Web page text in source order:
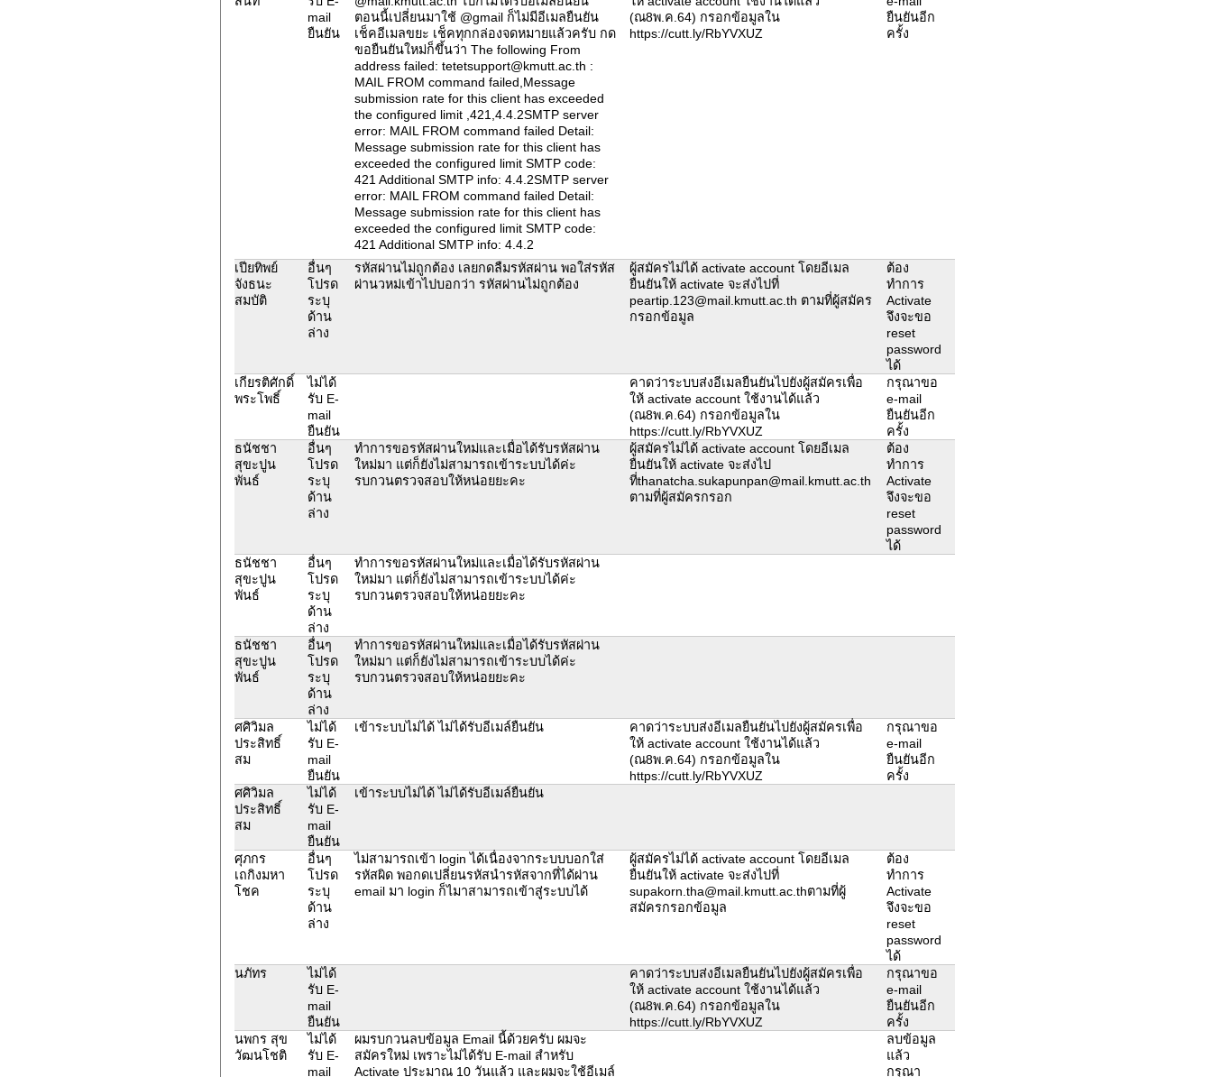
mail
ยืนยัน
ตอนนี้เปลี่ยนมาใช้ @gmail ก็ไม่มีอีเมลยืนยัน
เช็คอีเมลขยะ เช็คทุกกล่องจดหมายแล้วครับ กด
ขอยืนยันใหม่ก็ขึ้นว่า The following From
address failed: tetetsupport@kmutt.ac.th :
MAIL FROM command failed,Message
submission rate for this client has exceeded
the configured limit ,421,4.4.2SMTP server
error: MAIL FROM command failed Detail:
Message submission rate for this client has
exceeded the configured limit SMTP code:
421 Additional SMTP info: 4.4.2SMTP server
error: MAIL FROM command failed Detail:
Message submission rate for this client has
exceeded the configured limit SMTP code:
421 Additional SMTP info: 4.4.2
(ณ8พ.ค.64) กรอกข้อมูลใน
https://cutt.ly/RbYVXUZ
ยืนยันอีก
ครั้ง
เปียทิพย์
จังธนะ
สมบัติ
อื่นๆ
โปรด
ระบุ
ด้าน
ล่าง
รหัสผ่านไม่ถูกต้อง เลยกดลืมรหัสผ่าน พอใส่รหัส
ผ่านวหม่เข้าไปบอกว่า รหัสผ่านไม่ถูกต้อง
ผู้สมัครไม่ได้ activate account โดยอีเมล
ยืนยันให้ activate จะส่งไปที่
peartip.123@mail.kmutt.ac.th ตามที่ผู้สมัคร
กรอกข้อมูล
ต้อง
ทำการ
Activate
จึงจะขอ
reset
password
ได้
เกียรติศักดิ์
พระโพธิ์
ไม่ได้
รับ E-
mail
ยืนยัน
คาดว่าระบบส่งอีเมลยืนยันไปยังผู้สมัครเพื่อ
ให้ activate account ใช้งานได้แล้ว
(ณ8พ.ค.64) กรอกข้อมูลใน
https://cutt.ly/RbYVXUZ
กรุณาขอ
e-mail
ยืนยันอีก
ครั้ง
ธนัชชา
สุขะปูน
พันธ์
อื่นๆ
โปรด
ระบุ
ด้าน
ล่าง
ทำการขอรหัสผ่านใหม่และเมื่อได้รับรหัสผ่าน
ใหม่มา แต่ก็ยังไม่สามารถเข้าระบบได้ค่ะ
รบกวนตรวจสอบให้หน่อยยะคะ
ผู้สมัครไม่ได้ activate account โดยอีเมล
ยืนยันให้ activate จะส่งไป
ที่thanatcha.sukapunpan@mail.kmutt.ac.th
ตามที่ผู้สมัครกรอก
ต้อง
ทำการ
Activate
จึงจะขอ
reset
password
ได้
ธนัชชา
สุขะปูน
พันธ์
อื่นๆ
โปรด
ระบุ
ด้าน
ล่าง
ทำการขอรหัสผ่านใหม่และเมื่อได้รับรหัสผ่าน
ใหม่มา แต่ก็ยังไม่สามารถเข้าระบบได้ค่ะ
รบกวนตรวจสอบให้หน่อยยะคะ
ธนัชชา
สุขะปูน
พันธ์
อื่นๆ
โปรด
ระบุ
ด้าน
ล่าง
ทำการขอรหัสผ่านใหม่และเมื่อได้รับรหัสผ่าน
ใหม่มา แต่ก็ยังไม่สามารถเข้าระบบได้ค่ะ
รบกวนตรวจสอบให้หน่อยยะคะ
ศศิวิมล
ประสิทธิ์
สม
ไม่ได้
รับ E-
mail
ยืนยัน
เข้าระบบไม่ได้ ไม่ได้รับอีเมล์ยืนยัน
คาดว่าระบบส่งอีเมลยืนยันไปยังผู้สมัครเพื่อ
ให้ activate account ใช้งานได้แล้ว
(ณ8พ.ค.64) กรอกข้อมูลใน
https://cutt.ly/RbYVXUZ
กรุณาขอ
e-mail
ยืนยันอีก
ครั้ง
ศศิวิมล
ประสิทธิ์
สม
ไม่ได้
รับ E-
mail
ยืนยัน
เข้าระบบไม่ได้ ไม่ได้รับอีเมล์ยืนยัน
ศุภกร
เถกิงมหา
โชค
อื่นๆ
โปรด
ระบุ
ด้าน
ล่าง
ไม่สามารถเข้า login ได้เนื่องจากระบบบอกใส่
รหัสผิด พอกดเปลี่ยนรหัสนำรหัสจากที่ได้ผ่าน
email มา login ก็ไมาสามารถเข้าสู่ระบบได้
ผู้สมัครไม่ได้ activate account โดยอีเมล
ยืนยันให้ activate จะส่งไปที่
supakorn.tha@mail.kmutt.ac.thตามที่ผู้
สมัครกรอกข้อมูล
ต้อง
ทำการ
Activate
จึงจะขอ
reset
password
ได้
นภัทร
ไม่ได้
รับ E-
mail
ยืนยัน
คาดว่าระบบส่งอีเมลยืนยันไปยังผู้สมัครเพื่อ
ให้ activate account ใช้งานได้แล้ว
(ณ8พ.ค.64) กรอกข้อมูลใน
https://cutt.ly/RbYVXUZ
กรุณาขอ
e-mail
ยืนยันอีก
ครั้ง
นพกร สุข
วัฒนโชติ
ไม่ได้
รับ E-
mail
ผมรบกวนลบข้อมูล Email นี้ด้วยครับ ผมจะ
สมัครใหม่ เพราะไม่ได้รับ E-mail สำหรับ
Activate ประมาณ 10 วันแล้ว และผมจะใช้อีเมล์
ลบข้อมูล
แล้ว
กรุณา